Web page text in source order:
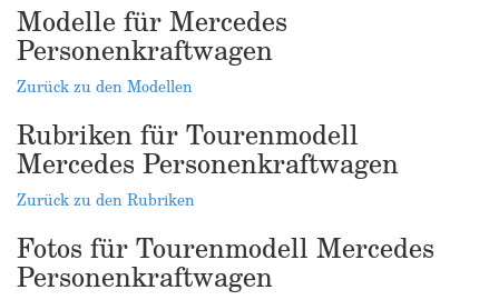
Modelle für Mercedes
Personenkraftwagen
Zurück zu den Modellen
Rubriken für Tourenmodell
Mercedes Personenkraftwagen
Zurück zu den Rubriken
Fotos für Tourenmodell Mercedes
Personenkraftwagen